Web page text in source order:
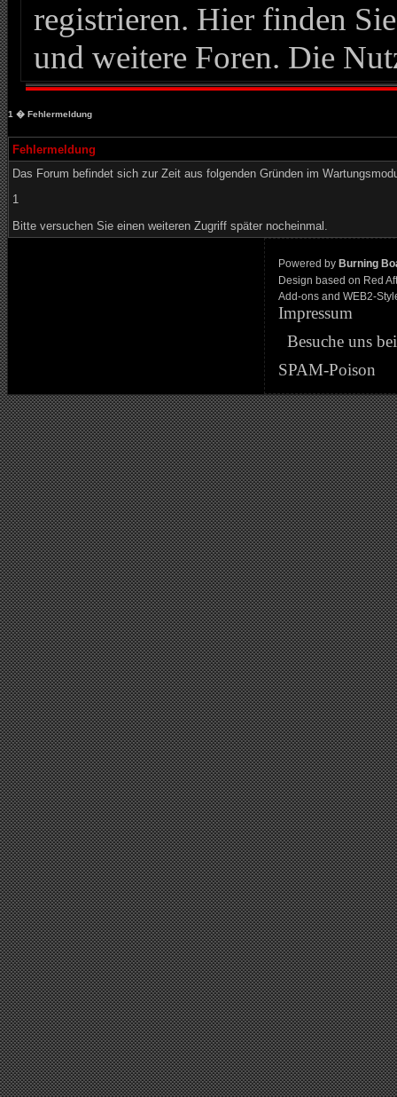
registrieren. Hier finden
und weitere Foren. Die
1 � Fehlermeldung
Fehlermeldung
Das Forum befindet sich zur Zeit aus folgenden Gründen im
1
Bitte versuchen Sie einen weiteren Zugriff später nocheinmal.
Powered by Burning
Design based on Red
Add-ons and WEB2-
Impressum
Besuche uns
SPAM-Poison